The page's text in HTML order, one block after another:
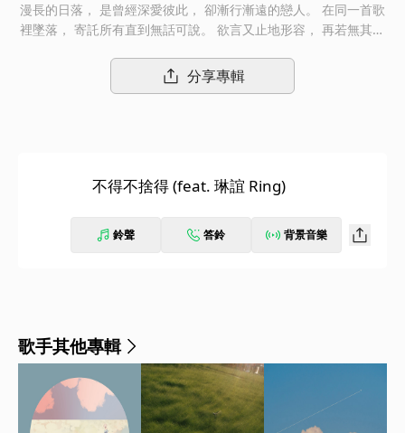
漫長的日落， 是曾經深愛彼此， 卻漸行漸遠的戀人。 在同一首歌
裡墜落， 寄託所有直到無話可說。 欲言又止地形容， 再若無其事
認。
分享專輯
不得不捨得 (feat. 琳誼 Ring)
鈴聲 答鈴 背景音樂
歌手其他專輯